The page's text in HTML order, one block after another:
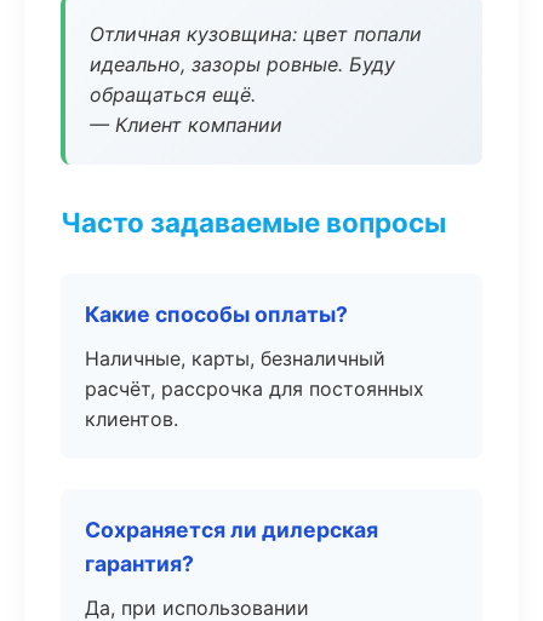
Отличная кузовщина: цвет попали
идеально, зазоры ровные. Буду
обращаться ещё.
— Клиент компании
Часто задаваемые вопросы
Какие способы оплаты?
Наличные, карты, безналичный
расчёт, рассрочка для постоянных
клиентов.
Сохраняется ли дилерская
гарантия?
Да, при использовании